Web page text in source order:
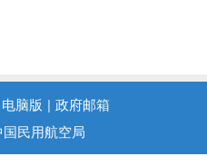
电脑版 | 政府邮箱
民用航空局